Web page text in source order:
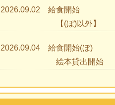
2026.09.02 給食開始
【(ぼ)以外】
2026.09.04 給食開始(ぼ)
絵本貸出開始
2026.09.07 ひまわりであそぼう